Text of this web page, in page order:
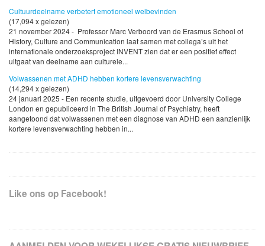
Cultuurdeelname verbetert emotioneel welbevinden
(17,094 x gelezen)
21 november 2024 - Professor Marc Verboord van de Erasmus School of
History, Culture and Communication laat samen met collega’s uit het
internationale onderzoeksproject INVENT zien dat er een positief effect
uitgaat van deelname aan culturele...
Volwassenen met ADHD hebben kortere levensverwachting
(14,294 x gelezen)
24 januari 2025 - Een recente studie, uitgevoerd door University College
London en gepubliceerd in The British Journal of Psychiatry, heeft
aangetoond dat volwassenen met een diagnose van ADHD een aanzienlijk
kortere levensverwachting hebben in...
Like ons op Facebook!